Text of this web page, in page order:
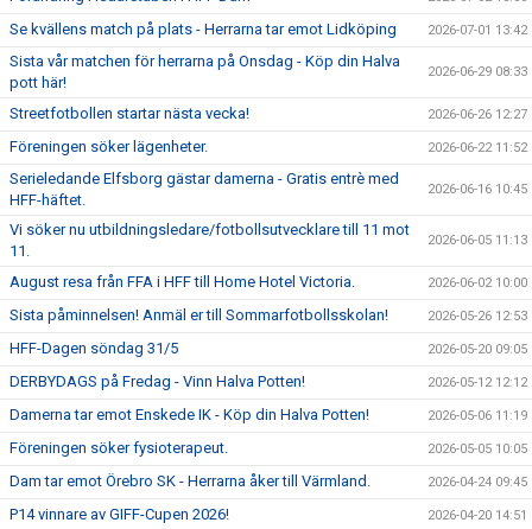
Se kvällens match på plats - Herrarna tar emot Lidköping 2026-07-01 13:42
Sista vår matchen för herrarna på Onsdag - Köp din Halva
pott här!
2026-06-29 08:33
Streetfotbollen startar nästa vecka! 2026-06-26 12:27
Föreningen söker lägenheter. 2026-06-22 11:52
Serieledande Elfsborg gästar damerna - Gratis entrè med
HFF-häftet.
2026-06-16 10:45
Vi söker nu utbildningsledare/fotbollsutvecklare till 11 mot
11.
2026-06-05 11:13
August resa från FFA i HFF till Home Hotel Victoria. 2026-06-02 10:00
Sista påminnelsen! Anmäl er till Sommarfotbollsskolan! 2026-05-26 12:53
HFF-Dagen söndag 31/5 2026-05-20 09:05
DERBYDAGS på Fredag - Vinn Halva Potten! 2026-05-12 12:12
Damerna tar emot Enskede IK - Köp din Halva Potten! 2026-05-06 11:19
Föreningen söker fysioterapeut. 2026-05-05 10:05
Dam tar emot Örebro SK - Herrarna åker till Värmland. 2026-04-24 09:45
P14 vinnare av GIFF-Cupen 2026! 2026-04-20 14:51